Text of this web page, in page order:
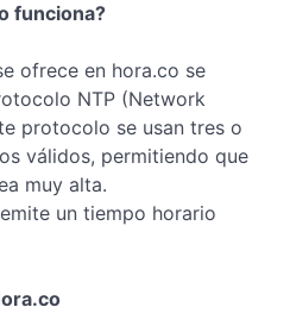
funciona?
ofrece en hora.co se
NTP (Network
protocolo se usan tres o
válidos, permitiendo que
muy alta.
un tiempo horario